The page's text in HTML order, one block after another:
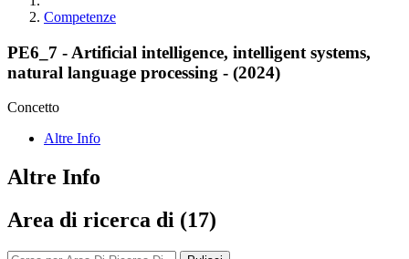
Competenze
PE6_7 - Artificial intelligence, intelligent systems,
natural language processing - (2024)
Concetto
Altre Info
Altre Info
Area di ricerca di (17)